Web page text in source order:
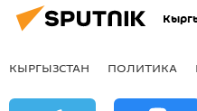
КЫРГЫЗСТАН ПОЛИТИКА